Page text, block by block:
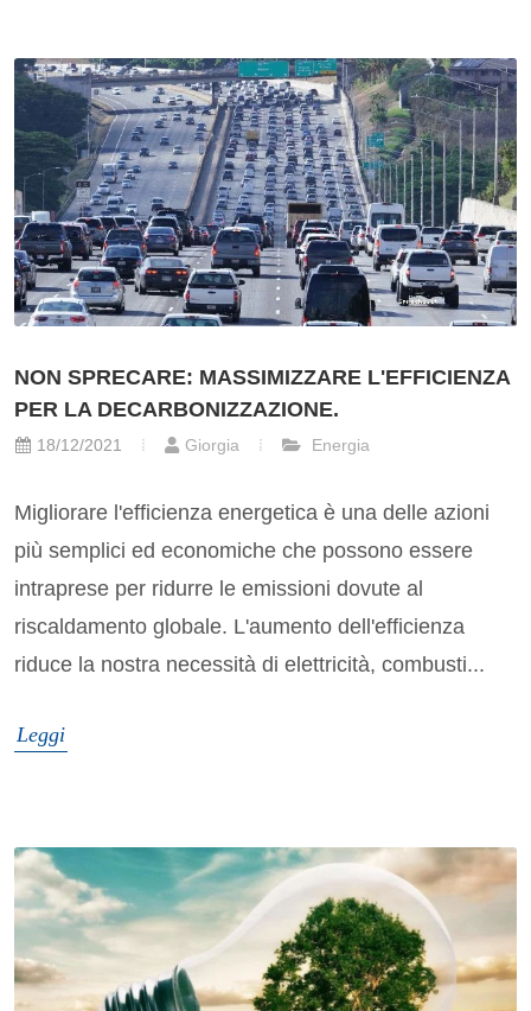
NON SPRECARE: MASSIMIZZARE L'EFFICIENZA
PER LA DECARBONIZZAZIONE.
18/12/2021 Giorgia Energia
Migliorare l'efficienza energetica è una delle azioni
più semplici ed economiche che possono essere
intraprese per ridurre le emissioni dovute al
riscaldamento globale. L'aumento dell'efficienza
riduce la nostra necessità di elettricità, combusti...
Leggi